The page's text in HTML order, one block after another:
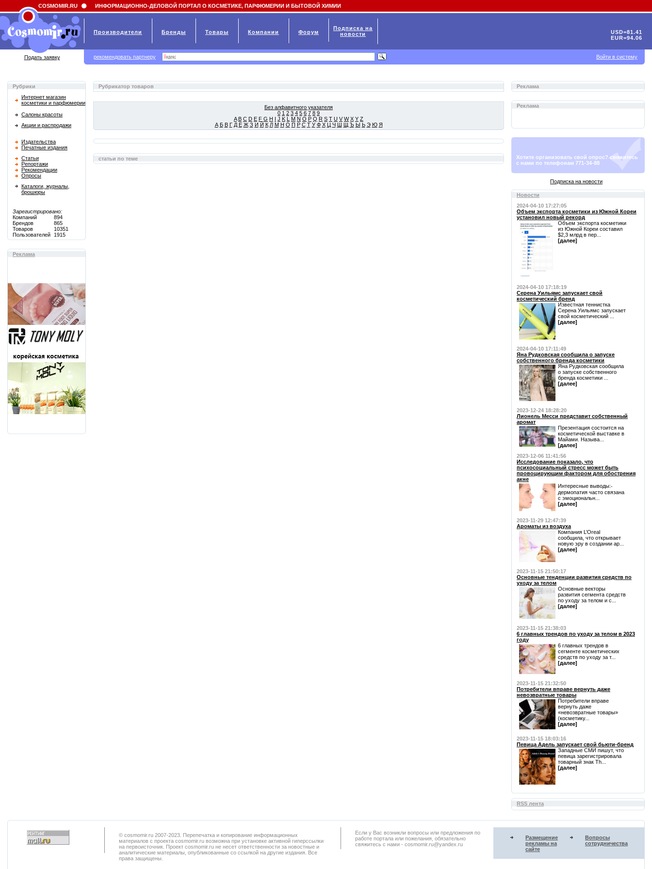
Field 'news_title' doesn't have a default value
Рубрики
Интернет магазин
косметики и парфюмерии
Салоны красоты
Акции и распродажи
Издательства
Печатные издания
Статьи
Репортажи
Рекомендации
Опросы
Каталоги, журналы,
брошюры
Зарегистрировано:
Компаний
894
Брендов
865
Товаров
10351
Пользователей
1915
Реклама
Рубрикатор товаров
Без алфавитного указателя
0 1 2 3 4 5 6 7 8 9
A B C D E F G H I J K L M N O P Q R S T U V W X Y Z
А Б В Г Д Е Ж З И Й К Л М Н О П Р С Т У Ф Х Ц Ч Ш Щ Ъ Ы Ь Э Ю Я
статьи по теме
Реклама
Реклама
Хотите организовать свой опрос? свяжитесь
с нами по телефонам 771-34-88
Подписка на новости
Новости
2024-04-10 17:27:05
Объем экспорта косметики из Южной Кореи
установил новый рекорд
Объем экспорта косметики
из Южной Кореи составил
$2,3 млрд в пер...
[далее]
2024-04-10 17:18:19
Серена Уильямс запускает свой
косметический бренд
Известная теннистка
Серена Уильямс запускает
свой косметический ...
[далее]
2024-04-10 17:11:49
Яна Рудковская сообщила о запуске
собственного бренда косметики
Яна Рудковская сообщила
о запуске собственного
бренда косметики ...
[далее]
2023-12-24 18:28:20
Лионель Месси представит собственный
аромат
Презентация состоится на
косметической выставке в
Майами. Называ...
[далее]
2023-12-06 11:41:56
Исследование показало, что
психосоциальный стресс может быть
провоцирующим фактором для обострения
акне
Интересные выводы:⁃
дермопатия часто связана
с эмоциональн...
[далее]
2023-11-29 12:47:39
Ароматы из воздуха
Компания L’Oreal
сообщила, что открывает
новую эру в создании ар...
[далее]
2023-11-15 21:50:17
Основные тенденции развития средств по
уходу за телом
Основные векторы
развития сегмента средств
по уходу за телом и с...
[далее]
2023-11-15 21:38:03
6 главных трендов по уходу за телом в 2023
году
6 главных трендов в
сегменте косметических
средств по уходу за т...
[далее]
2023-11-15 21:32:50
Потребители вправе вернуть даже
невозвратные товары
Потребители вправе
вернуть даже
«невозвратные товары»
(косметику...
[далее]
2023-11-15 18:03:16
Певица Адель запускает свой бьюти-бренд
Западные СМИ пишут, что
певица зарегистрировала
товарный знак Th...
[далее]
RSS лента
© cosmomir.ru 2007-2023. Перепечатка и копирование информационных
материалов с проекта cosmomir.ru возможна при установке активной гиперссылки
на первоисточник. Проект cosmomir.ru не несет ответственности за новостные и
аналитические материалы, опубликованные со ссылкой на другие издания. Все
права защищены.
Если у Вас возникли вопросы или предложения по
работe портала или пожелания, обязательно
свяжитесь с нами - cosmomir.ru@yandex.ru
Размещение
рекламы на
сайте
Вопросы
сотрудничества
COSMOMIR.RU ИНФОРМАЦИОННО-ДЕЛОВОЙ ПОРТАЛ О КОСМЕТИКЕ, ПАРФЮМЕРИИ И БЫТОВОЙ ХИМИИ
Производители Бренды Товары Компании Форум
Подписка на
новости
USD=81.41
EUR=94.06
Подать заявку рекомендовать партнеру Войти в систему